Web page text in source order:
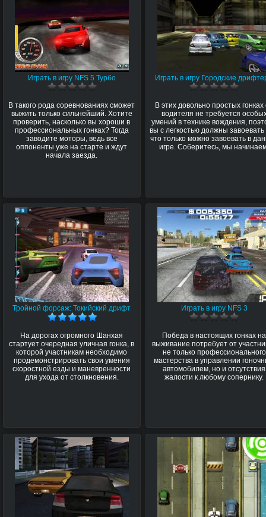
Играть в игру NFS 5 Турбо
В такого рода соревнованиях сможет
выжить только сильнейший. Хотите
проверить, насколько вы хороши в
профессиональных гонках? Тогда
заводите моторы, ведь все
оппоненты уже на старте и ждут
начала заезда.
Играть в игру Городские
В этих довольно простых гонках
водителя не требуется
умений в технике вождения,
вы с легкостью должны завоевать
что только можно завоевать в
игре. Соберитесь, мы
Тройной форсаж: Токийский дрифт
На дорогах огромного Шанхая
стартует очередная уличная гонка, в
которой участникам необходимо
продемонстрировать свои умения
скоростной езды и маневренности
для ухода от столкновения.
Играть в игру NFS 3
Победа в настоящих гонках на
выживание потребует от
не только профессионального
мастерства в управлении
автомобилем, но и отсутствия
жалости к любому сопернику.